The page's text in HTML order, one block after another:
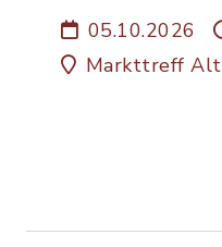
05.10.2026
Markttreff